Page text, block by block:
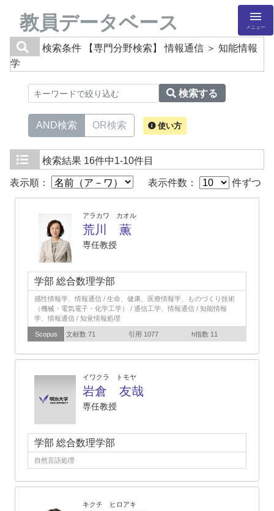
教員データベース メニュー
検索条件
【専門分野検索】 情報通信 ＞ 知能情報
学
検索する
AND検索 OR検索 使い方
検索結果 16件中1-10件目
表示順： 表示件数： 件ずつ
アラカワ カオル
荒川 薫
専任教授
学部 総合数理学部
感性情報学、情報通信 / 生命、健康、医療情報学、ものづくり技術
（機械・電気電子・化学工学） / 通信工学、情報通信 / 知能情報
学、情報通信 / 知覚情報処理
Scopus 文献数 71 引用 1077 h指数 11
イワクラ トモヤ
岩倉 友哉
専任教授
学部 総合数理学部
自然言語処理
キクチ ヒロアキ